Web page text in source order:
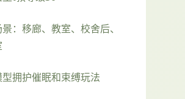
：移廊、教室、校舍后、
拥护催眠和束缚玩法